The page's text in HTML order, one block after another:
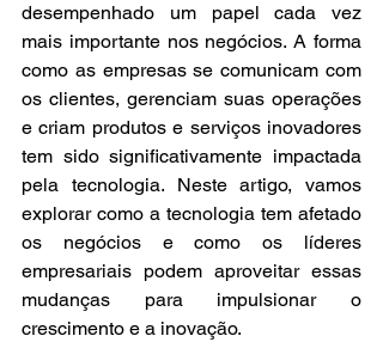
desempenhado um papel cada vez
mais importante nos negócios. A forma
como as empresas se comunicam com
os clientes, gerenciam suas operações
e criam produtos e serviços inovadores
tem sido significativamente impactada
pela tecnologia. Neste artigo, vamos
explorar como a tecnologia tem afetado
os negócios e como os líderes
empresariais podem aproveitar essas
mudanças para impulsionar o
crescimento e a inovação.